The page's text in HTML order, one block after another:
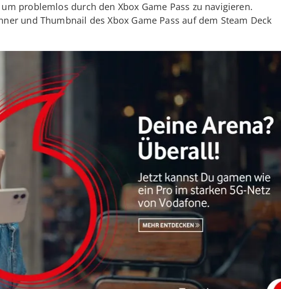
um problemlos durch den Xbox Game Pass zu navigieren.
und Thumbnail des Xbox Game Pass auf dem Steam Deck